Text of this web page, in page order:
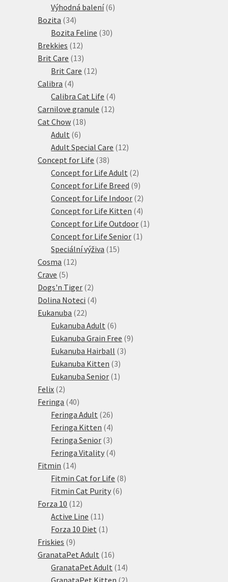
produkty
Výhodná balení 66
Bozita 3434
produktů
Bozita Feline 3030
Brekkies 1212
produktů
Brit Care 1313
produktů
Brit Care 1212
Calibra 44
produkty
Calibra Cat Life 44
produkty
Carnilove granule 1212
Cat Chow 1818
Adult 66
produktů
Adult Special Care 1212
Concept for Life 3838
produktů
Concept for Life Adult 22
produkty
Concept for Life Breed 99
produktů
Concept for Life Indoor 22
produkty
Concept for Life Kitten 44
produkty
Concept for Life Outdoor 1 1
Concept for Life Senior 1 1
Speciální výživa 1515
Cosma 1212
Crave 55
produktů
Dogs'n Tiger 22
produkty
Dolina Noteci 44
Eukanuba 2222
produktů
Eukanuba Adult 66
produktů
Eukanuba Grain Free 99
Eukanuba Hairball 33
Eukanuba Kitten 33
produkty
Eukanuba Senior 1 1
Felix 22
produkty
Feringa 4040
produktů
Feringa Adult 2626
produktů
Feringa Kitten 44
produkty
Feringa Senior 33
produkty
Feringa Vitality 44
Fitmin 1414
produktů
Fitmin Cat for Life 88
Fitmin Cat Purity 66
Forza 10 1212
produktů
Active Line 11 11
produktů
Forza 10 Diet 1 1
Friskies 99
produktů
GranataPet Adult 1616
produktů
GranataPet Adult 1414
produktů
GranataPet Kitten 22